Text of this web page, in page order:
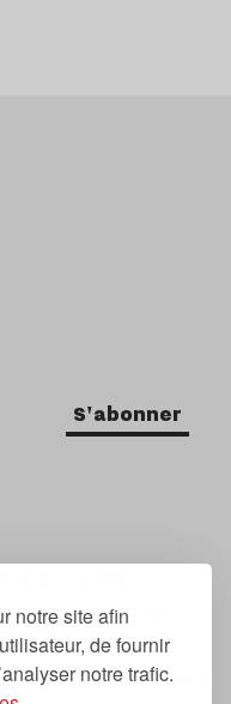
notre site afin
de fournir
notre trafic.
S'abonner
sur la
dont la
», « suivant